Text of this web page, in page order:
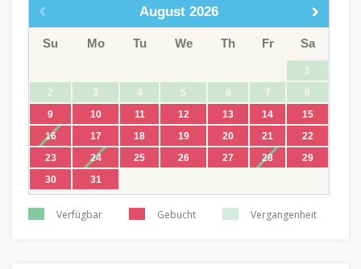
August 2026
Su Mo Tu We Th Fr Sa
1
2
3 4 5 6 7
8
9
10 11 12 13 14
15
16
17 18 19 20 21
22
23
24 25 26 27 28
29
30
31
Verfügbar Gebucht Vergangenheit